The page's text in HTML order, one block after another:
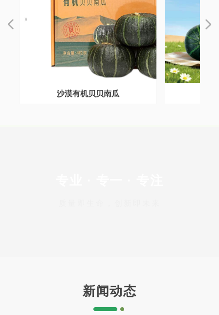
沙漠有机贝贝南瓜
넳 넲
新闻动态